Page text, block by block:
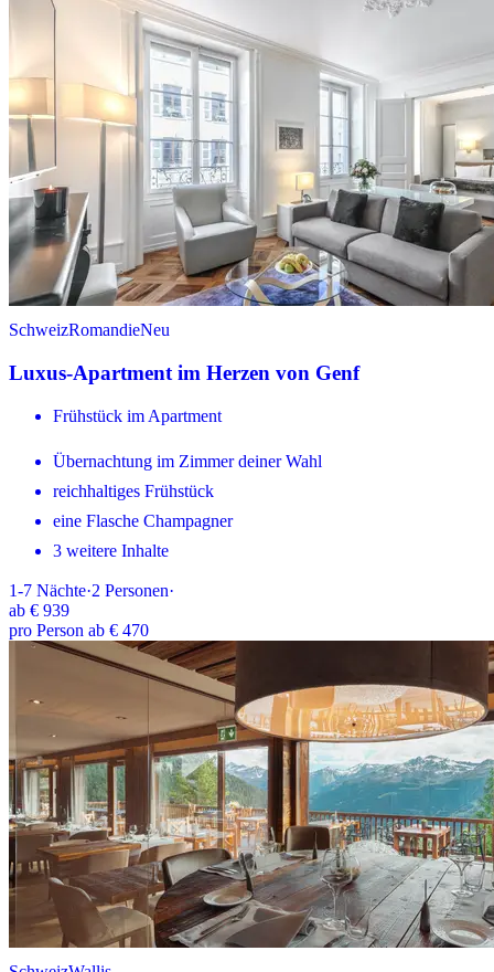
SchweizRomandieNeu
Luxus-Apartment im Herzen von Genf
Frühstück im Apartment
Übernachtung im Zimmer deiner Wahl
reichhaltiges Frühstück
eine Flasche Champagner
3 weitere Inhalte
1-7 Nächte·2 Personen·
ab € 939
pro Person ab € 470